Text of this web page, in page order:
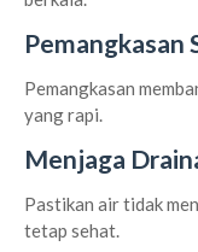
Pemangkasan
Pemangkasan
yang rapi.
Menjaga
Pastikan air tidak
tetap sehat.